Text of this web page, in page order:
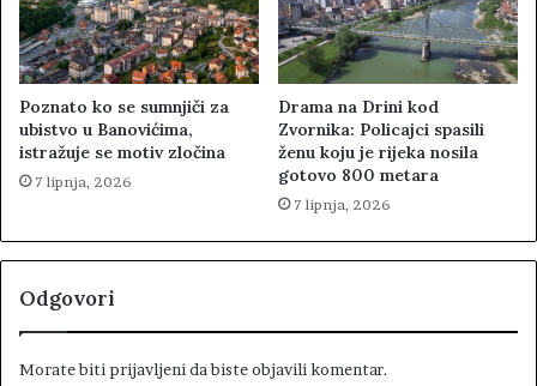
Poznato ko se sumnjiči za
ubistvo u Banovićima,
istražuje se motiv zločina
7 lipnja, 2026
Drama na Drini kod
Zvornika: Policajci spasili
ženu koju je rijeka nosila
gotovo 800 metara
7 lipnja, 2026
Odgovori
Morate biti prijavljeni da biste objavili komentar.